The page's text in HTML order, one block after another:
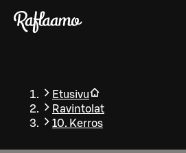
Siirry pääsisältöön
Etusivu
Ravintolat
10. Kerros